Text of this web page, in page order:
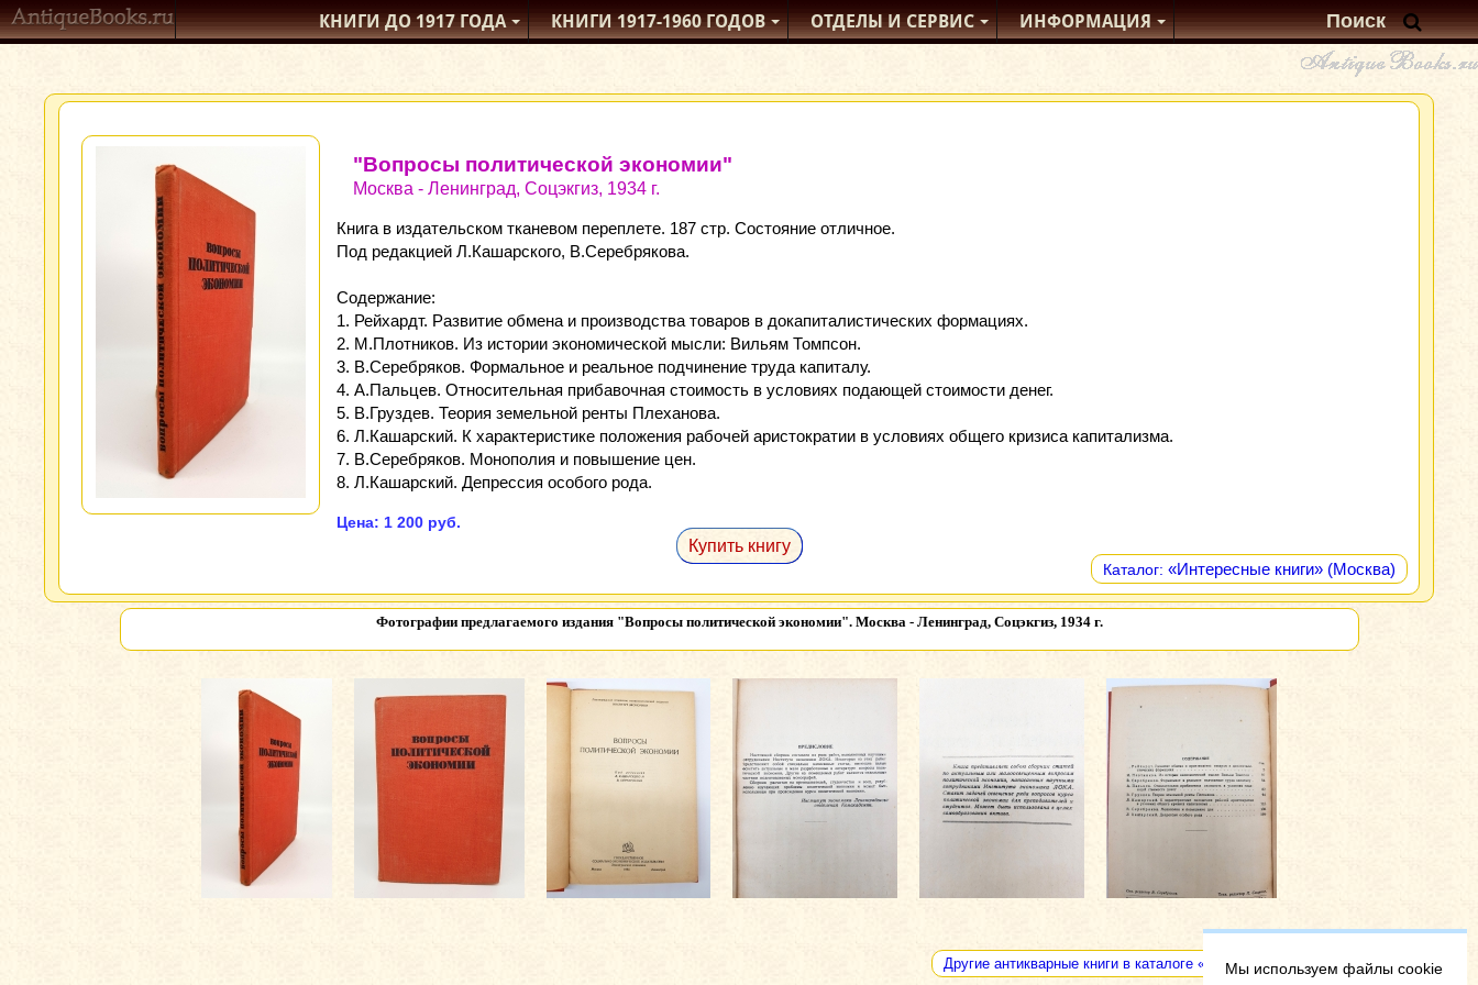
КНИГИ ДО 1917ГОДА КНИГИ1917-1960ГОДОВ ОТДЕЛЫИ СЕРВИС ИНФОРМАЦИЯ
"Вопросы политической экономии"
Москва - Ленинград, Соцэкгиз, 1934 г.
Книга в издательском тканевом переплете. 187 стр. Состояние отличное.
Под редакцией Л.Кашарского, В.Серебрякова.
Содержание:
1. Рейхардт. Развитие обмена и производства товаров в докапиталистических формациях.
2. М.Плотников. Из истории экономической мысли: Вильям Томпсон.
3. В.Серебряков. Формальное и реальное подчинение труда капиталу.
4. А.Пальцев. Относительная прибавочная стоимость в условиях подающей стоимости денег.
5. В.Груздев. Теория земельной ренты Плеханова.
6. Л.Кашарский. К характеристике положения рабочей аристократии в условиях общего кризиса капитализма.
7. В.Серебряков. Монополия и повышение цен.
8. Л.Кашарский. Депрессия особого рода.
Цена: 1 200 руб.
Купить книгу
Каталог: «Интересные книги» (Москва)
Фотографии предлагаемого издания "Вопросы политической экономии". Москва - Ленинград, Соцэкгиз, 1934 г.
Другие антикварные книги в каталоге «Интересные антикварные книги»
Мы используем файлы cookie